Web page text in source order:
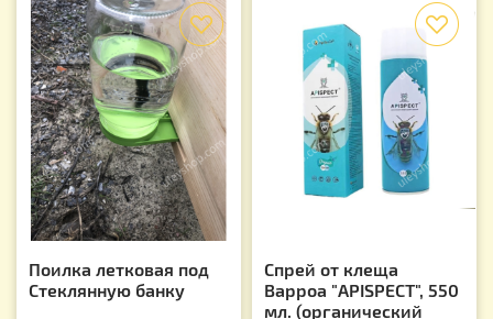
Поилка летковая под
Стеклянную банку
f
Спрей от клеща
Варроа "APISPECT", 550
мл. (органический